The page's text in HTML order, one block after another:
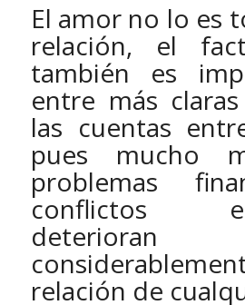
El amor no lo es
relación, el
también es
entre más
las cuentas
pues mucho
problemas
conflictos
deterioran
relación de